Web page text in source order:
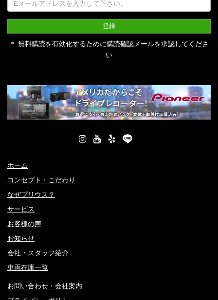
＊ 無料購読を有効化するために購読確認メールを承認してくださ
い
ホーム
コンセプト・こだわり
なぜプリウス？
サービス
お客様の声
お知らせ
会社・スタッフ紹介
車両在庫一覧
お問い合わせ・会社案内